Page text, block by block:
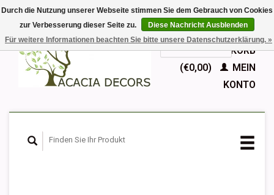
EUR
GBPDeutsch
Nederlands
English
IHR WARENKORB
(€0,00)
MEIN
KONTO
Durch die Nutzung unserer Webseite stimmen Sie dem Gebrauch von Cookies
zur Verbesserung dieser Seite zu.
Diese Nachricht Ausblenden
Für weitere Informationen beachten Sie bitte unsere Datenschutzerklärung. »